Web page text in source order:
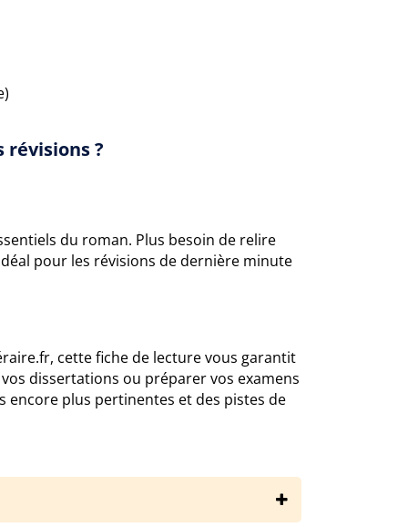
révisions ?
du roman. Plus besoin de relire
pour les révisions de dernière minute
cette fiche de lecture vous garantit
dissertations ou préparer vos examens
plus pertinentes et des pistes de